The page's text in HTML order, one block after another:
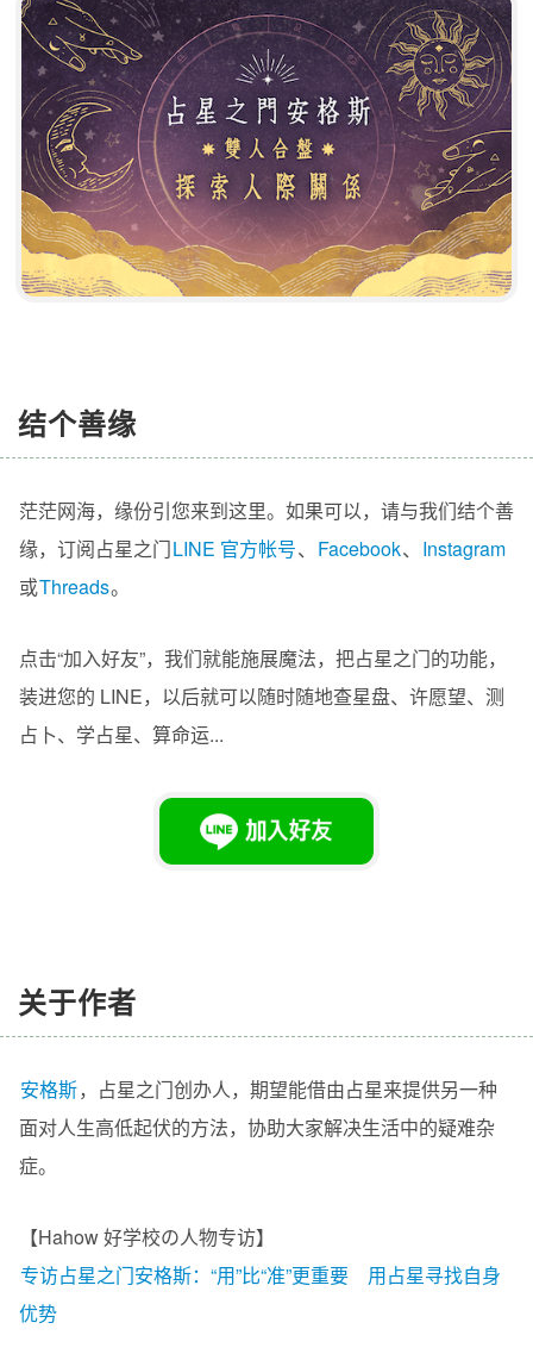
结个善缘
茫茫网海，缘份引您来到这里。如果可以，请与我们结个善
缘，订阅占星之门LINE 官方帐号、 Facebook、 Instagram
或Threads。
点击“加入好友”，我们就能施展魔法，把占星之门的功能，
装进您的 LINE，以后就可以随时随地查星盘、许愿望、测
占卜、学占星、算命运...
关于作者
安格斯， 占星之门创办人，期望能借由占星来提供另一种
面对人生高低起伏的方法，协助大家解决生活中的疑难杂
症。
【Hahow 好学校の人物专访】
专访占星之门安格斯：“用”比“准”更重要 用占星寻找自身
优势